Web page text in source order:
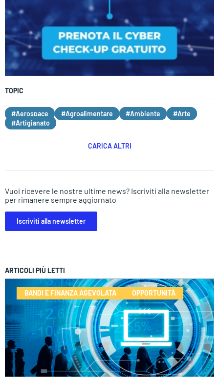
TOPIC
#Aerospace #Agroalimentare #Ambiente
#Arte
#Artigianato
CARICA ALTRI
Vuoi ricevere le nostre ultime news? Iscriviti alla newsletter
per rimanere sempre aggiornato
Iscriviti alla newsletter
ARTICOLI PIÙ LETTI
BANDI E FINANZA AGEVOLATA OPPORTUNITÀ